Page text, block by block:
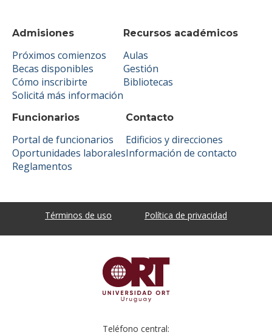
Admisiones
Próximos comienzos
Becas disponibles
Cómo inscribirte
Solicitá más información
Recursos académicos
Aulas
Gestión
Bibliotecas
Funcionarios
Portal de funcionarios
Oportunidades laborales
Reglamentos
Contacto
Edificios y direcciones
Información de contacto
Términos de uso Política de privacidad
Teléfono central: